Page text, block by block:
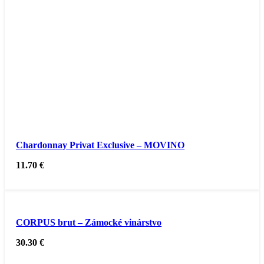
Chardonnay Privat Exclusive – MOVINO
11.70€
CORPUS brut – Zámocké vinárstvo
30.30€